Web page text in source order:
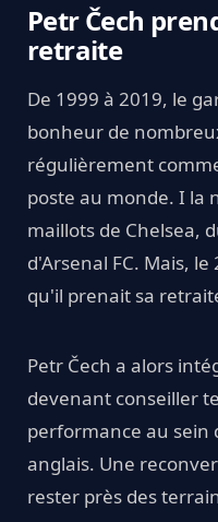
Petr Čech
retraite
De 1999 à 2019, le
bonheur de
régulièrement
poste au monde. I la
maillots de Chelsea,
d'Arsenal FC. Mais,
qu'il prenait sa
Petr Čech a alors
devenant conseiller
performance au sein
anglais. Une
rester près des